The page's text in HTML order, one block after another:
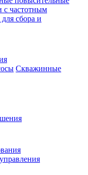
с частотным
сбора и
Скважинные